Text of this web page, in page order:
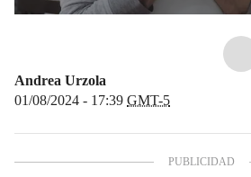
Andrea Urzola
01/08/2024 - 17:39 GMT-5